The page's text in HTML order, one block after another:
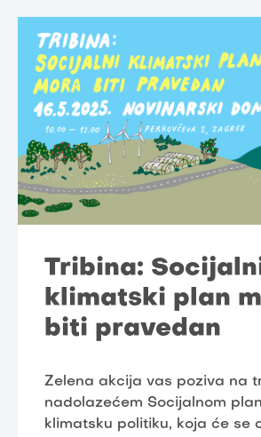
Tribina:
klimatski plan
biti pravedan
Zelena akcija vas poziva na
nadolazećem Socijalnom
klimatsku politiku, koja će se